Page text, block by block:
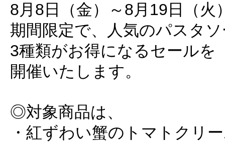
8月8日（金）～8月19日（火
期間限定で、人気のパスタ
3種類がお得になるセールを
開催いたします。
◎対象商品は、
・紅ずわい蟹のトマトクリ